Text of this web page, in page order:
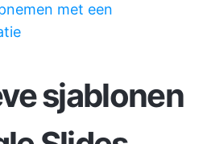
met een
sjablonen